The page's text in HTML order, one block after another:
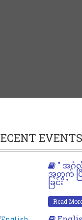
EVENTS
" အင်္ဂ
အတွက် ပြို
ခြင်း "
Read